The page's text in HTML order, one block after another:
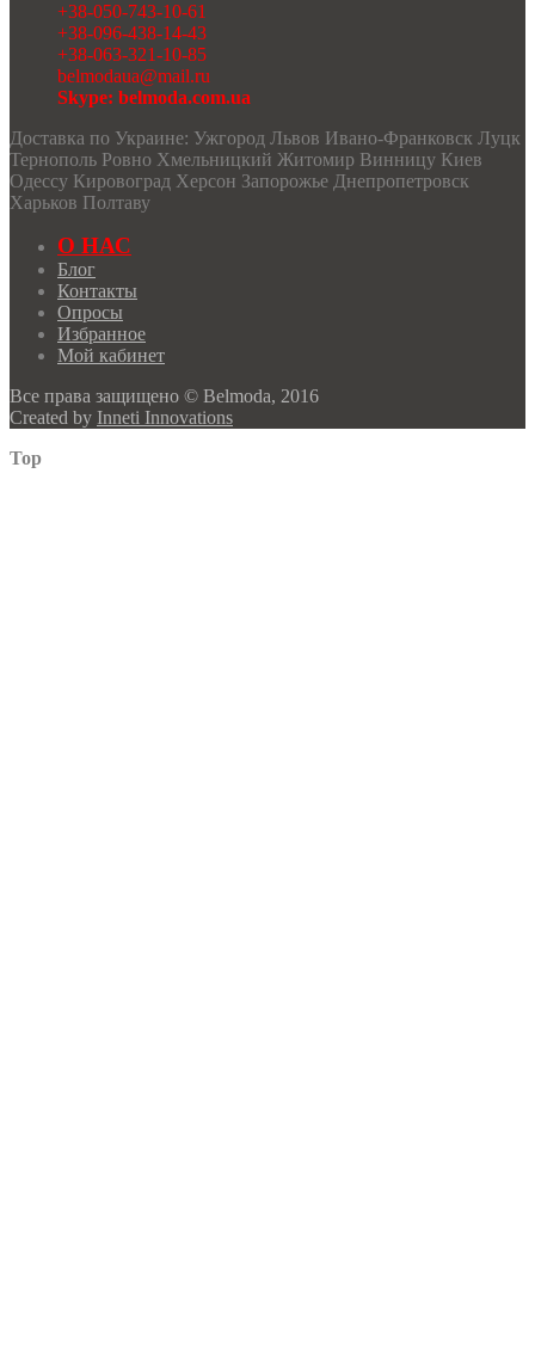
+38-050-743-10-61
+38-096-438-14-43
+38-063-321-10-85
belmodaua@mail.ru
Skype: belmoda.com.ua
Доставка по Украине: Ужгород Львов Ивано-Франковск Луцк
Тернополь Ровно Хмельницкий Житомир Винницу Киев
Одессу Кировоград Херсон Запорожье Днепропетровск
Харьков Полтаву
О НАС
Блог
Контакты
Опросы
Избранное
Мой кабинет
Все права защищено © Belmoda, 2016
Created by Inneti Innovations
Top